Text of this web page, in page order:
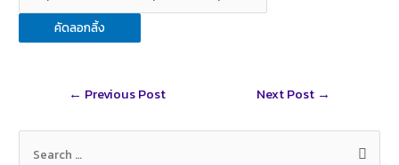
o
k
t
e
h
a
a
i
h
a
คัดลอกลิ้ง
← Previous Post Next Post →